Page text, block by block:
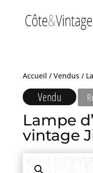
Accueil / Vendus/
Vendu
Lampe
vintage